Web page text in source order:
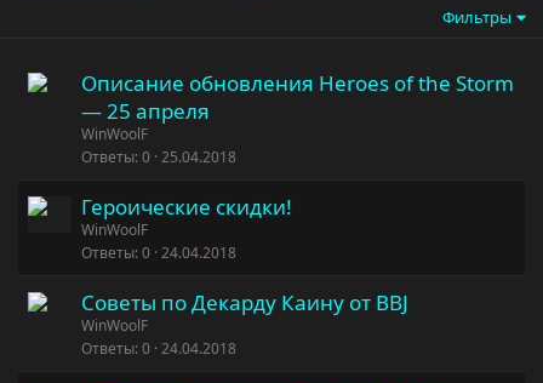
Фильтры
Описание обновления Heroes of the Storm
— 25 апреля
WinWoolF
Ответы 0 25.04.2018
Героические скидки!
WinWoolF
Ответы 0 24.04.2018
Советы по Декарду Каину от BBJ
WinWoolF
Ответы 0 24.04.2018